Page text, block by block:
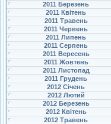
2011 Березень
2011 Квітень
2011 Травень
2011 Червень
2011 Липень
2011 Серпень
2011 Вересень
2011 Жовтень
2011 Листопад
2011 Грудень
2012 Січень
2012 Лютий
2012 Березень
2012 Квітень
2012 Травень